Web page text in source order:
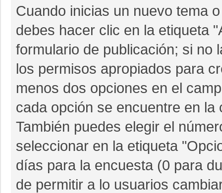
Cuando inicias un nuevo tema
debes hacer clic en la etiqueta
formulario de publicación; si no
los permisos apropiados para
menos dos opciones en el
cada opción se encuentre en
También puedes elegir el
seleccionar en la etiqueta
días para la encuesta (0 para
de permitir a lo usuarios